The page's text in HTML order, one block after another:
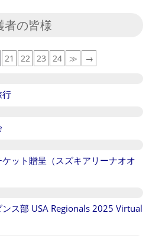
者の皆様
21 22 23 24 ≫ →
行
ット贈呈（スズキアリーナオオ
ス部 USA Regionals 2025 Virtual